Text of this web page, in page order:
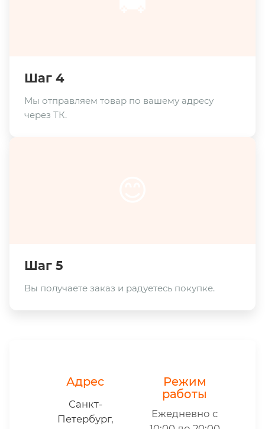
Шаг 4
Мы отправляем товар по вашему адресу
через ТК.
Шаг 5
Вы получаете заказ и радуетесь покупке.
Адрес
Санкт-
Петербург,
Режим
работы
Ежедневно с